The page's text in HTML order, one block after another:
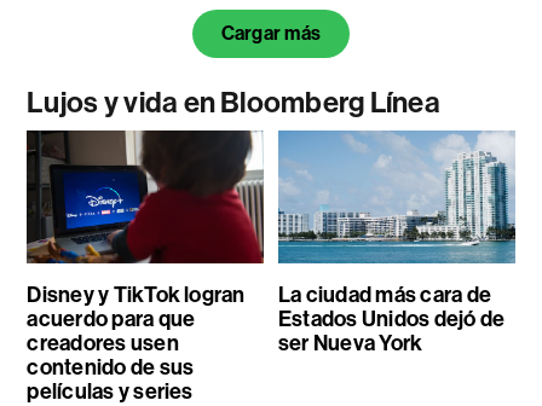
Cargar más
Lujos y vida en Bloomberg Línea
Disney y TikTok logran
acuerdo para que
creadores usen
contenido de sus
películas y series
La ciudad más cara de
Estados Unidos dejó de
ser Nueva York